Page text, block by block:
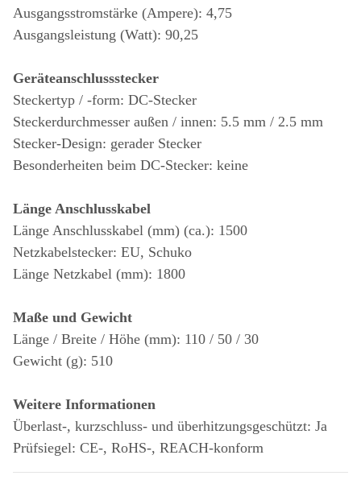
Ausgangsstromstärke (Ampere): 4,75
Ausgangsleistung (Watt): 90,25
Geräteanschlussstecker
Steckertyp / -form: DC-Stecker
Steckerdurchmesser außen / innen: 5.5 mm / 2.5 mm
Stecker-Design: gerader Stecker
Besonderheiten beim DC-Stecker: keine
Länge Anschlusskabel
Länge Anschlusskabel (mm) (ca.): 1500
Netzkabelstecker: EU, Schuko
Länge Netzkabel (mm): 1800
Maße und Gewicht
Länge / Breite / Höhe (mm): 110 / 50 / 30
Gewicht (g): 510
Weitere Informationen
Überlast-, kurzschluss- und überhitzungsgeschützt: Ja
Prüfsiegel: CE-, RoHS-, REACH-konform